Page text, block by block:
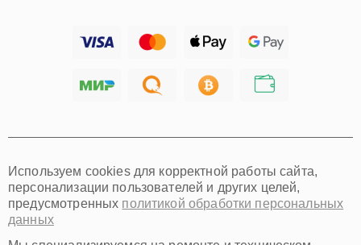
Хабаровск
Омск
Красноярск
Пермь
Ульяновск
Используем cookies для корректной работы сайта,
персонализации пользователей и других целей,
предусмотренных политикой обработки персональных
данных